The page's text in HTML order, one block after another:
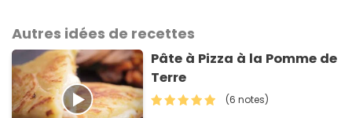
Autres idées de recettes
Pâte à Pizza à la Pomme de
Terre
(6 notes)